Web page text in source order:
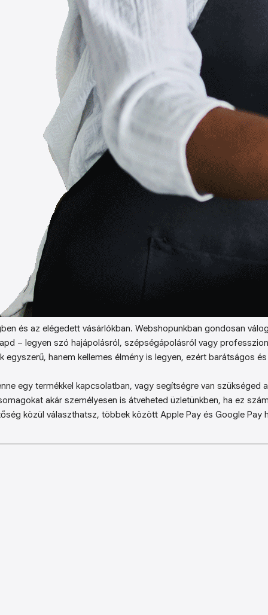
és az elégedett vásárlókban. Webshopunkban gondosan
– legyen szó hajápolásról, szépségápolásról vagy
egyszerű, hanem kellemes élmény is legyen, ezért barátságos
egy termékkel kapcsolatban, vagy segítségre van szükséged
akár személyesen is átveheted üzletünkben, ha ez
közül választhatsz, többek között Apple Pay és Google Pay